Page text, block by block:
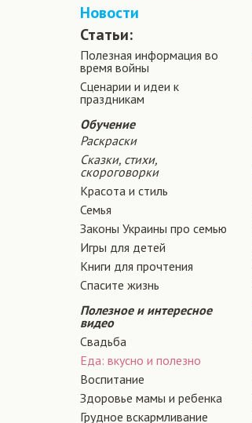
Новости
Статьи:
Полезная информация во
время войны
Сценарии и идеи к
праздникам
Обучение
Раскраски
Сказки, стихи,
скороговорки
Красота и стиль
Семья
Законы Украины про семью
Игры для детей
Книги для прочтения
Спасите жизнь
Полезное и интересное
видео
Свадьба
Еда: вкусно и полезно
Воспитание
Здоровье мамы и ребенка
Грудное вскармливание